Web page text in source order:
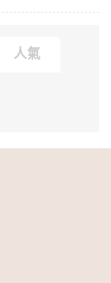
人氣